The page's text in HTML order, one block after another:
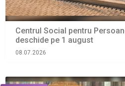
Centrul Social pentru
deschide pe 1 august
08.07.2026